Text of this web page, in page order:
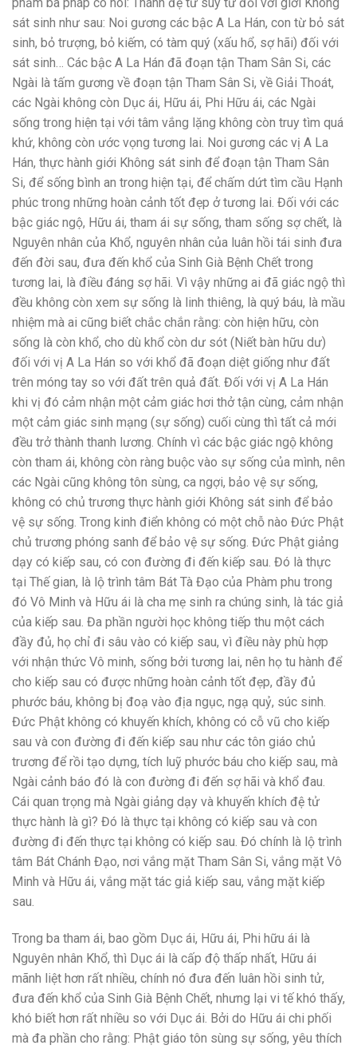
sát sinh như sau: Noi gương các bậc A La Hán, con từ bỏ sát
sinh, bỏ trượng, bỏ kiếm, có tàm quý (xấu hổ, sợ hãi) đối với
sát sinh… Các bậc A La Hán đã đoạn tận Tham Sân Si, các
Ngài là tấm gương về đoạn tận Tham Sân Si, về Giải Thoát,
các Ngài không còn Dục ái, Hữu ái, Phi Hữu ái, các Ngài
sống trong hiện tại với tâm vắng lặng không còn truy tìm quá
khứ, không còn ước vọng tương lai. Noi gương các vị A La
Hán, thực hành giới Không sát sinh để đoạn tận Tham Sân
Si, để sống bình an trong hiện tại, để chấm dứt tìm cầu Hạnh
phúc trong những hoàn cảnh tốt đẹp ở tương lai. Đối với các
bậc giác ngộ, Hữu ái, tham ái sự sống, tham sống sợ chết, là
Nguyên nhân của Khổ, nguyên nhân của luân hồi tái sinh đưa
đến đời sau, đưa đến khổ của Sinh Già Bệnh Chết trong
tương lai, là điều đáng sợ hãi. Vì vậy những ai đã giác ngộ thì
đều không còn xem sự sống là linh thiêng, là quý báu, là mầu
nhiệm mà ai cũng biết chắc chắn rằng: còn hiện hữu, còn
sống là còn khổ, cho dù khổ còn dư sót (Niết bàn hữu dư)
đối với vị A La Hán so với khổ đã đoạn diệt giống như đất
trên móng tay so với đất trên quả đất. Đối với vị A La Hán
khi vị đó cảm nhận một cảm giác hơi thở tận cùng, cảm nhận
một cảm giác sinh mạng (sự sống) cuối cùng thì tất cả mới
đều trở thành thanh lương. Chính vì các bậc giác ngộ không
còn tham ái, không còn ràng buộc vào sự sống của mình, nên
các Ngài cũng không tôn sùng, ca ngợi, bảo vệ sự sống,
không có chủ trương thực hành giới Không sát sinh để bảo
vệ sự sống. Trong kinh điển không có một chỗ nào Đức Phật
chủ trương phóng sanh để bảo vệ sự sống. Đức Phật giảng
dạy có kiếp sau, có con đường đi đến kiếp sau. Đó là thực
tại Thế gian, là lộ trình tâm Bát Tà Đạo của Phàm phu trong
đó Vô Minh và Hữu ái là cha mẹ sinh ra chúng sinh, là tác giả
của kiếp sau. Đa phần người học không tiếp thu một cách
đầy đủ, họ chỉ đi sâu vào có kiếp sau, vì điều này phù hợp
với nhận thức Vô minh, sống bởi tương lai, nên họ tu hành để
cho kiếp sau có được những hoàn cảnh tốt đẹp, đầy đủ
phước báu, không bị đoạ vào địa ngục, ngạ quỷ, súc sinh.
Đức Phật không có khuyến khích, không có cỗ vũ cho kiếp
sau và con đường đi đến kiếp sau như các tôn giáo chủ
trương để rồi tạo dựng, tích luỹ phước báu cho kiếp sau, mà
Ngài cảnh báo đó là con đường đi đến sợ hãi và khổ đau.
Cái quan trọng mà Ngài giảng dạy và khuyến khích đệ tử
thực hành là gì? Đó là thực tại không có kiếp sau và con
đường đi đến thực tại không có kiếp sau. Đó chính là lộ trình
tâm Bát Chánh Đạo, nơi vắng mặt Tham Sân Si, vắng mặt Vô
Minh và Hữu ái, vắng mặt tác giả kiếp sau, vắng mặt kiếp
sau.
Trong ba tham ái, bao gồm Dục ái, Hữu ái, Phi hữu ái là
Nguyên nhân Khổ, thì Dục ái là cấp độ thấp nhất, Hữu ái
mãnh liệt hơn rất nhiều, chính nó đưa đến luân hồi sinh tử,
đưa đến khổ của Sinh Già Bệnh Chết, nhưng lại vi tế khó thấy,
khó biết hơn rất nhiều so với Dục ái. Bởi do Hữu ái chi phối
mà đa phần cho rằng: Phật giáo tôn sùng sự sống, yêu thích